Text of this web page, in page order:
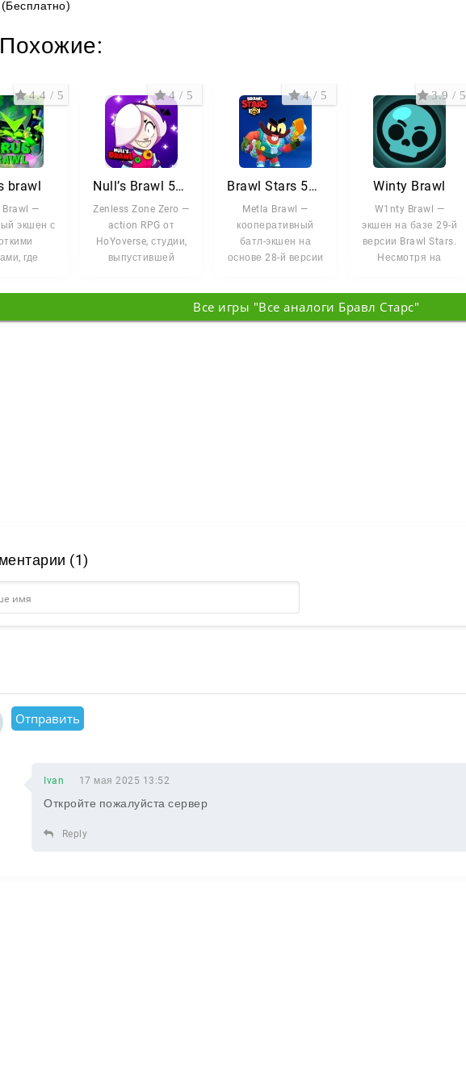
Похожие:
brawl
Brawl —
экшен с
где
4.4 / 5
Null’s Brawl 56.274 с Клэнси и Берри
Zenless Zone Zero —
action RPG от
HoYoverse, студии,
выпустившей
4 / 5
Brawl Stars 56.285.1 с Берри и Клэнси (28 сезон)
Metla Brawl —
кооперативный
батл-экшен на
основе 28-й версии
4 / 5
Winty Brawl
W1nty Brawl —
экшен на базе 29-й
версии Brawl Stars.
Несмотря на
3.9 / 5
Все игры "Все аналоги Бравл Старс"
(1)
Отправить
Ivan 17 мая 2025 13:52
Откройте пожалуйста сервер
Reply